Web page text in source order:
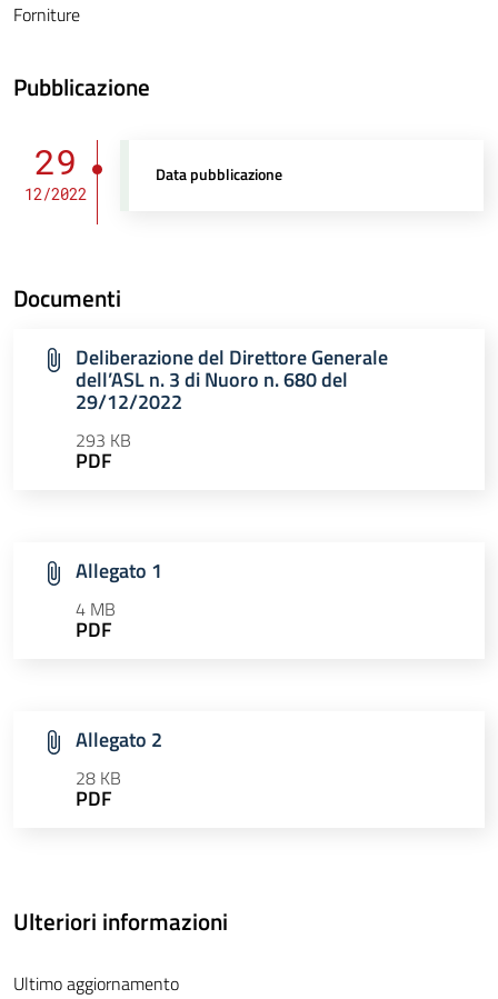
Forniture
Pubblicazione
29
12/2022
Data pubblicazione
Documenti
Deliberazione del Direttore Generale
dell’ASL n. 3 di Nuoro n. 680 del
29/12/2022
293 KB
PDF
Allegato 1
4 MB
PDF
Allegato 2
28 KB
PDF
Ulteriori informazioni
Ultimo aggiornamento